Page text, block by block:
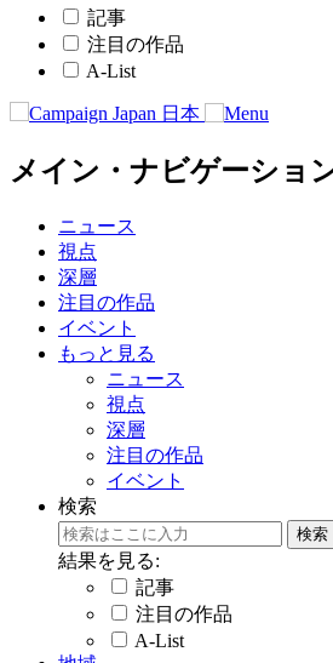
記事
注目の作品
A-List
メイン・ナビゲーショ
ニュース
視点
深層
注目の作品
イベント
もっと見る
ニュース
視点
深層
注目の作品
イベント
検索
結果を見る:
記事
注目の作品
A-List